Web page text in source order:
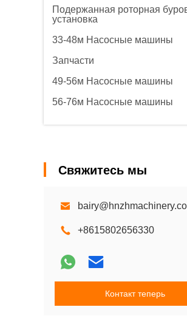
Подержанная роторная
установка
33-48м Насосные машины
Запчасти
49-56м Насосные машины
56-76м Насосные машины
Свяжитесь мы
+8615802656330
Контакт теперь